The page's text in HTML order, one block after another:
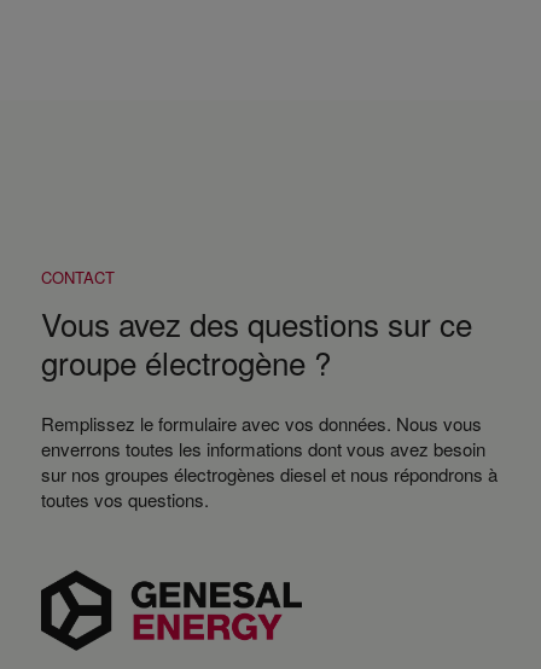
CONTACT
Vous avez des questions sur ce
groupe électrogène ?
Remplissez le formulaire avec vos données. Nous vous
enverrons toutes les informations dont vous avez besoin
sur nos groupes électrogènes diesel et nous répondrons à
toutes vos questions.